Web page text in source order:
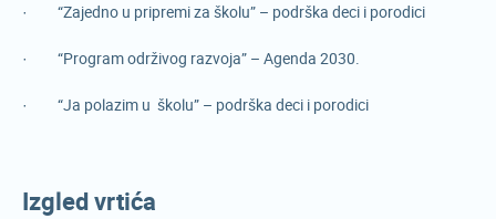
· “Zajedno u pripremi za školu” – podrška deci i porodici
· “Program održivog razvoja” – Agenda 2030.
· “Ja polazim u školu” – podrška deci i porodici
Izgled vrtića